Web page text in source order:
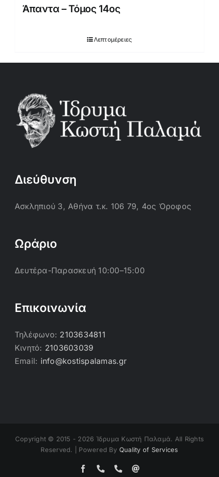
Άπαντα – Τόμος 14ος
Λεπτομέρειες
Διεύθυνση
Ασκληπιού 3, Αθήνα τ.κ. 106 79, 4ος Όροφος
Ωράριο
Δευτέρα-Παρασκευή 10:00–15:00
Επικοινωνία
Τηλέφωνο: 2103634811
Κινητό: 2103603039
Email: info@kostispalamas.gr
Copyright © 2015 - 2026 Ίδρυμα Κωστή Παλαμά. All Rights
Reserved. | Powered By Quality of Services
FacebookΤηλέφωνο
Τηλέφωνο